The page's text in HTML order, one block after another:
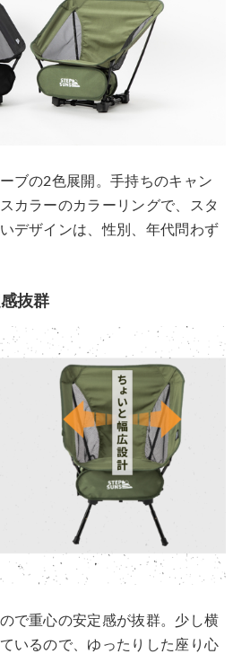
ブの2色展開。手持ちのキャン
カラーのカラーリングで、スタ
デザインは、性別、年代問わず
抜群
で重心の安定感が抜群。少し横
いるので、ゆったりした座り心